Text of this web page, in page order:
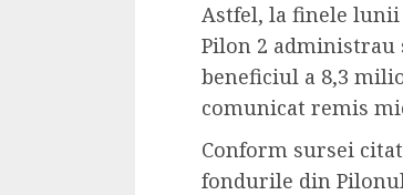
Astfel, la finele lunii
Pilon 2 administrau
beneficiul a 8,3
comunicat remis
Conform sursei
fondurile din
4 min read